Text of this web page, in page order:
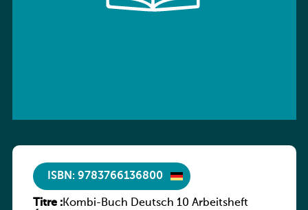
ISBN: 9783766136800
Titre :Kombi-Buch Deutsch 10 Arbeitsheft